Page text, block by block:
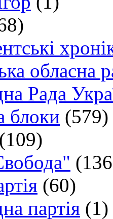
обласна
Рада
блоки (579)
(109)
(60)
партія (1)